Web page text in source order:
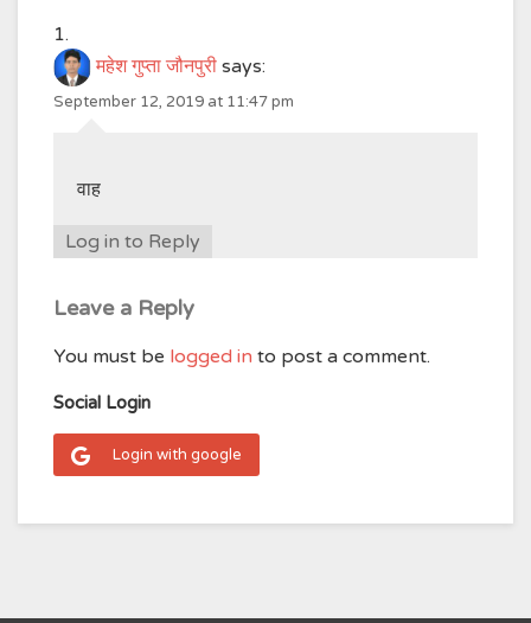
महेश गुप्ता जौनपुरी says:
September 12, 2019 at 11:47 pm
वाह
Log in to Reply
Leave a Reply
You must be logged in to post a comment.
Social Login
Login with google